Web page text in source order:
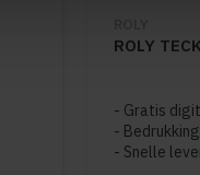
ROLY
Gratis
Snelle